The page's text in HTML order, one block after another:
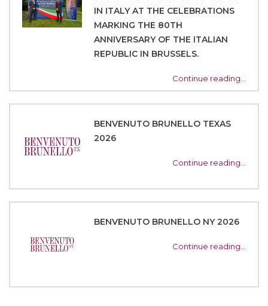
IN ITALY AT THE CELEBRATIONS
MARKING THE 80TH
ANNIVERSARY OF THE ITALIAN
REPUBLIC IN BRUSSELS.
Continue reading…
BENVENUTO BRUNELLO TEXAS
2026
Continue reading…
BENVENUTO BRUNELLO NY 2026
Continue reading…